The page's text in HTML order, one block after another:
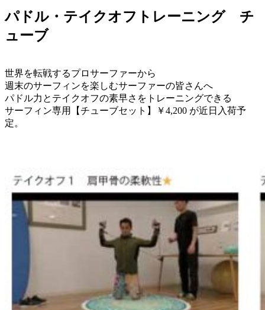
パドル・テイクオフトレーニング チ
ューブ
世界を転戦するプロサーファーから
週末のサーフィンを楽しむサーファーの皆さんへ
パドル力とテイクオフの素早さをトレーニングできる
サーフィン専用【チューブセット】￥4,200 が近日入荷予
定。